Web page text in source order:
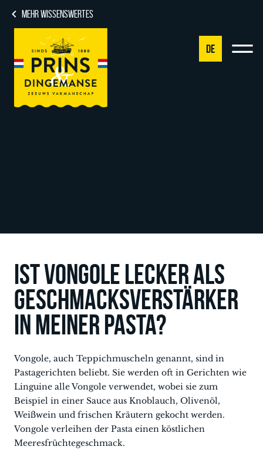
MEHR WISSENSWERTES
DE
Ist Vongole lecker als
Geschmacksverstärker
in meiner Pasta?
Vongole, auch Teppichmuscheln genannt, sind in
Pastagerichten beliebt. Sie werden oft in Gerichten wie
Linguine alle Vongole verwendet, wobei sie zum
Beispiel in einer Sauce aus Knoblauch, Olivenöl,
Weißwein und frischen Kräutern gekocht werden.
Vongole verleihen der Pasta einen köstlichen
Meeresfrüchtegeschmack.